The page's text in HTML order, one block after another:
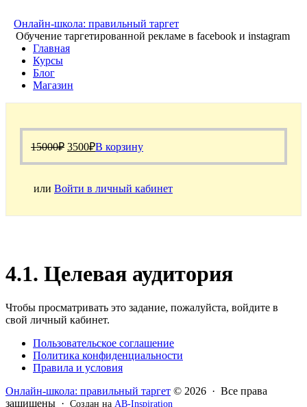
Онлайн-школа: правильный таргет
Обучение таргетированной рекламе в facebook и instagram
Главная
Курсы
Блог
Магазин
15000₽ Первоначальная
составляла
15000₽.
3500₽Текущая
цена:
В корзину
или Войти в личный кабинет
4.1. Целевая аудитория
Чтобы просматривать это задание, пожалуйста, войдите в
свой личный кабинет.
Пользовательское соглашение
Политика конфиденциальности
Правила и условия
Онлайн-школа: правильный таргет © 2026 · Все права
защищены · Создан на AB-Inspiration